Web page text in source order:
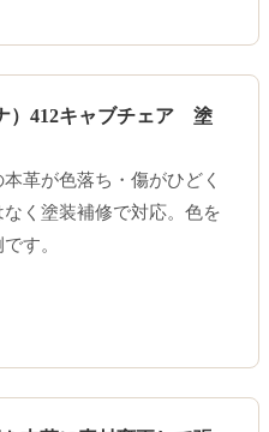
）412キャブチェア 塗
革が色落ち・傷がひどく
く塗装補修で対応。色を
す。